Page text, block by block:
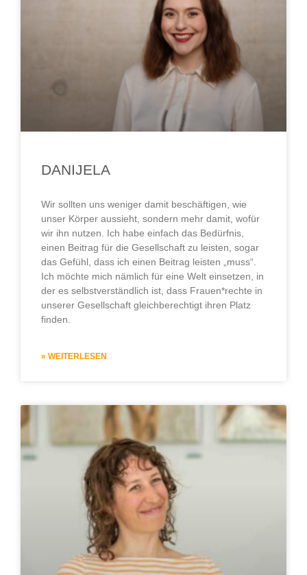
DANIJELA
Wir sollten uns weniger damit beschäftigen, wie
unser Körper aussieht, sondern mehr damit, wofür
wir ihn nutzen. Ich habe einfach das Bedürfnis,
einen Beitrag für die Gesellschaft zu leisten, sogar
das Gefühl, dass ich einen Beitrag leisten „muss“.
Ich möchte mich nämlich für eine Welt einsetzen, in
der es selbstverständlich ist, dass Frauen*rechte in
unserer Gesellschaft gleichberechtigt ihren Platz
finden.
» WEITERLESEN